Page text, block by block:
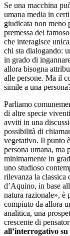
Se una macchina
umana media in
giudicata non meno
premessa del
che interagisce
chi sta dialogando:
in grado di
allora bisogna
alle persone. Ma il
simile a una
Parliamo
di altre specie
avviti in una
possibilità di
vegetativo. Il punto
persona umana, ma
minimamente in
uno studioso
rilevanza la classica
d’Aquino, in base
natura razionale», è
compiuto da allora
analitica, una
crescente di
all’interrogativo su